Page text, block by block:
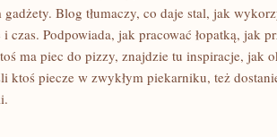
gadżety. Blog tłumaczy, co daje stal, jak
czas. Podpowiada, jak pracować łopatką, jak
ma piec do pizzy, znajdzie tu inspiracje, jak
ktoś piecze w zwykłym piekarniku, też